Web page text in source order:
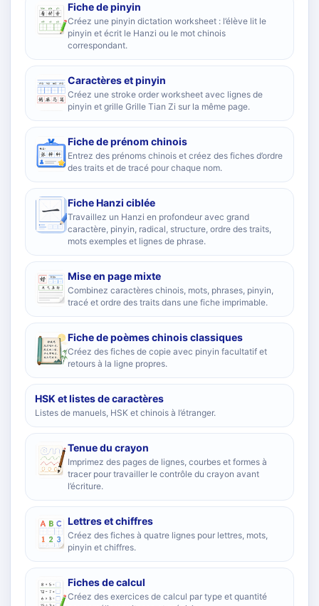
Fiche de pinyin
Créez une pinyin dictation worksheet : l’élève lit le
pinyin et écrit le Hanzi ou le mot chinois
correspondant.
Caractères et pinyin
Créez une stroke order worksheet avec lignes de
pinyin et grille Grille Tian Zi sur la même page.
Fiche de prénom chinois
Entrez des prénoms chinois et créez des fiches d’ordre
des traits et de tracé pour chaque nom.
Fiche Hanzi ciblée
Travaillez un Hanzi en profondeur avec grand
caractère, pinyin, radical, structure, ordre des traits,
mots exemples et lignes de phrase.
Mise en page mixte
Combinez caractères chinois, mots, phrases, pinyin,
tracé et ordre des traits dans une fiche imprimable.
Fiche de poèmes chinois classiques
Créez des fiches de copie avec pinyin facultatif et
retours à la ligne propres.
HSK et listes de caractères
Listes de manuels, HSK et chinois à l’étranger.
Tenue du crayon
Imprimez des pages de lignes, courbes et formes à
tracer pour travailler le contrôle du crayon avant
l’écriture.
Lettres et chiffres
Créez des fiches à quatre lignes pour lettres, mots,
pinyin et chiffres.
Fiches de calcul
Créez des exercices de calcul par type et quantité